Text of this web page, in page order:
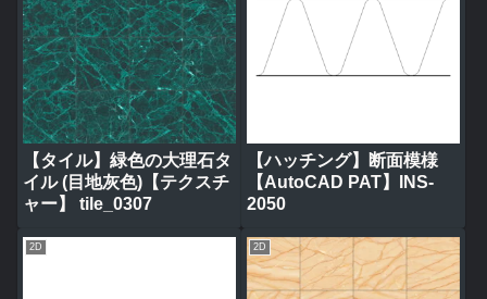
【タイル】緑色の大理石タ
イル (目地灰色)【テクスチ
ャー】 tile_0307
【ハッチング】断面模様
【AutoCAD PAT】INS-
2050
2D 2D